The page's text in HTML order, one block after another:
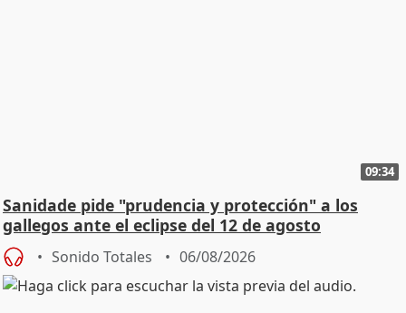
09:34
Sanidade pide "prudencia y protección" a los
gallegos ante el eclipse del 12 de agosto
Sonido Totales 06/08/2026